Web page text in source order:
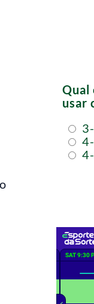
Qual
usar